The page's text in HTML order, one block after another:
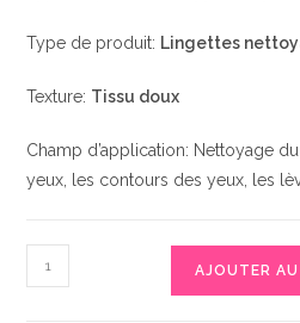
Type de produit: Lingettes
Texture: Tissu doux
Champ d’application: Nettoyage
yeux, les contours des yeux, les
de
AJOUTER AU